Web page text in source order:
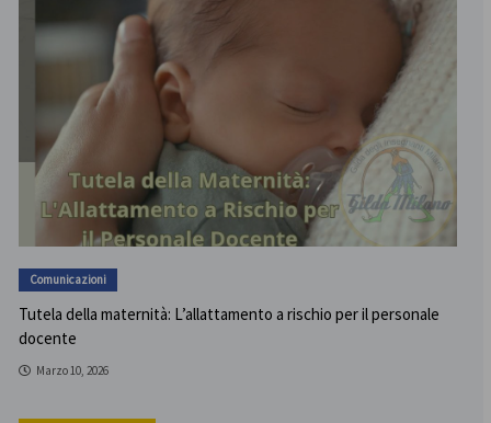
Comunicazioni
Tutela della maternità: L’allattamento a rischio per il personale
docente
Marzo 10, 2026